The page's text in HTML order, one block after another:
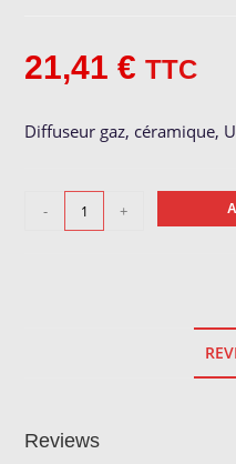
21,41€ TTC
Diffuseur gaz, céramique,
Diffuseur
- +
Reviews